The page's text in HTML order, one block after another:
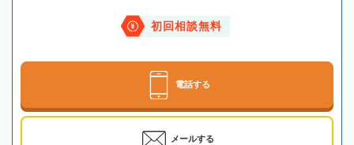
初回相談無料
電話する
メールする